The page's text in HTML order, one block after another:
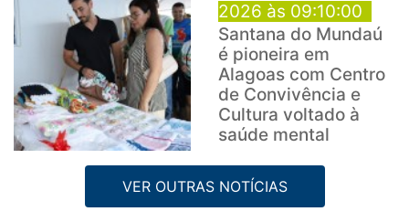
2026 às 09:10:00
Santana do Mundaú
é pioneira em
Alagoas com Centro
de Convivência e
Cultura voltado à
saúde mental
VER OUTRAS NOTÍCIAS